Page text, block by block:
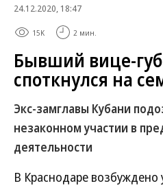
24.12.2020, 18:47
15K 2 мин.
Бывший вице-
споткнулся на
Экс-замглавы Кубани
незаконном участии в
деятельности
В Краснодаре возбуждено